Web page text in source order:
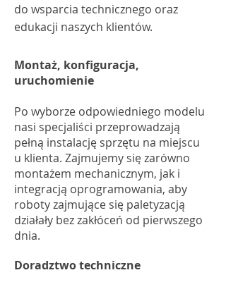
do wsparcia technicznego oraz
edukacji naszych klientów.
Montaż, konfiguracja,
uruchomienie
Po wyborze odpowiedniego modelu
nasi specjaliści przeprowadzają
pełną instalację sprzętu na miejscu
u klienta. Zajmujemy się zarówno
montażem mechanicznym, jak i
integracją oprogramowania, aby
roboty zajmujące się paletyzacją
działały bez zakłóceń od pierwszego
dnia.
Doradztwo techniczne